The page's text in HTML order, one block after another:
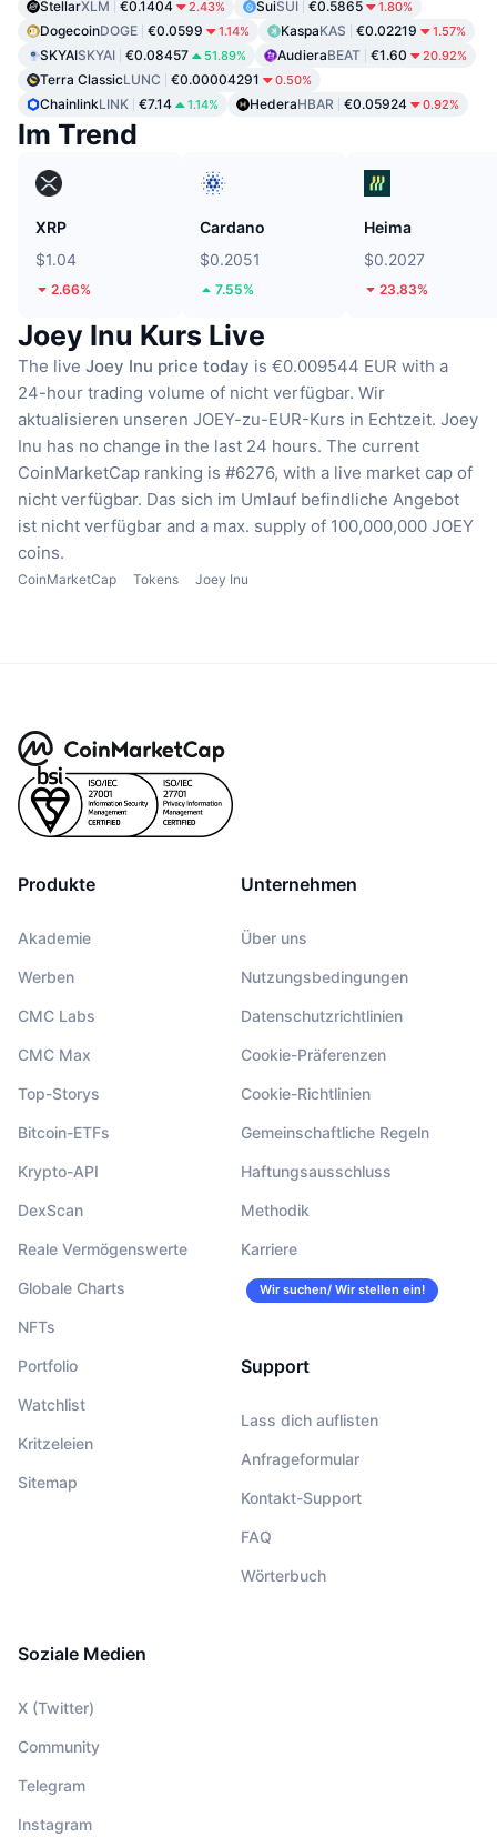
StellarXLM €0.1404 2.43% SuiSUI €0.5865 1.80%
DogecoinDOGE €0.0599 1.14% KaspaKAS €0.02219 1.57%
SKYAISKYAI €0.08457 51.89% AudieraBEAT €1.60 20.92%
Terra ClassicLUNC €0.00004291 0.50%
ChainlinkLINK €7.14 1.14% HederaHBAR €0.05924 0.92%
Im Trend
XRP
$1.04
2.66%
Cardano
$0.2051
7.55%
Heima
$0.2027
23.83%
Joey Inu Kurs Live
The live Joey Inu price today is €0.009544 EUR with a
24-hour trading volume of nicht verfügbar. Wir
aktualisieren unseren JOEY-zu-EUR-Kurs in Echtzeit. Joey
Inu has no change in the last 24 hours. The current
CoinMarketCap ranking is #6276, with a live market cap of
nicht verfügbar. Das sich im Umlauf befindliche Angebot
ist nicht verfügbar and a max. supply of 100,000,000 JOEY
coins.
CoinMarketCap Tokens Joey Inu
Produkte
Akademie
Werben
CMC Labs
CMC Max
Top-Storys
Bitcoin-ETFs
Krypto-API
DexScan
Reale Vermögenswerte
Globale Charts
NFTs
Portfolio
Watchlist
Kritzeleien
Sitemap
Unternehmen
Über uns
Nutzungsbedingungen
Datenschutzrichtlinien
Cookie-Präferenzen
Cookie-Richtlinien
Gemeinschaftliche Regeln
Haftungsausschluss
Methodik
Karriere
Wir suchen/ Wir stellen ein!
Support
Lass dich auflisten
Anfrageformular
Kontakt-Support
FAQ
Wörterbuch
Soziale Medien
X (Twitter)
Community
Telegram
Instagram